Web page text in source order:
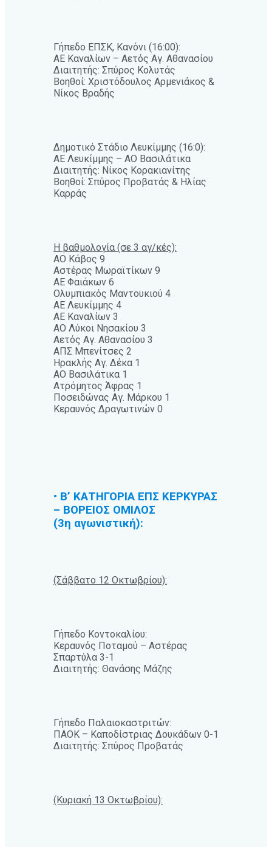
Γήπεδο ΕΠΣΚ, Κανόνι (16:00):
ΑΕ Καναλίων – Αετός Αγ. Αθανασίου
Διαιτητής: Σπύρος Κολυτάς
Βοηθοί: Χριστόδουλος Αρμενιάκος &
Νίκος Βραδής
Δημοτικό Στάδιο Λευκίμμης (16:0):
ΑΕ Λευκίμμης – ΑΟ Βασιλάτικα
Διαιτητής: Νίκος Κορακιανίτης
Βοηθοί: Σπύρος Προβατάς & Ηλίας
Καρράς
Η βαθμολογία (σε 3 αγ/κές):
ΑΟ Κάβος 9
Αστέρας Μωραϊτίκων 9
ΑΕ Φαιάκων 6
Ολυμπιακός Μαντουκιού 4
ΑΕ Λευκίμμης 4
ΑΕ Καναλίων 3
ΑΟ Λύκοι Νησακίου 3
Αετός Αγ. Αθανασίου 3
ΑΠΣ Μπενίτσες 2
Ηρακλής Αγ. Δέκα 1
ΑΟ Βασιλάτικα 1
Ατρόμητος Άφρας 1
Ποσειδώνας Αγ. Μάρκου 1
Κεραυνός Δραγωτινών 0
• Β’ ΚΑΤΗΓΟΡΙΑ ΕΠΣ ΚΕΡΚΥΡΑΣ
– ΒΟΡΕΙΟΣ ΟΜΙΛΟΣ
(3η αγωνιστική):
(Σάββατο 12 Οκτωβρίου):
Γήπεδο Κοντοκαλίου:
Κεραυνός Ποταμού – Αστέρας
Σπαρτύλα 3-1
Διαιτητής: Θανάσης Μάζης
Γήπεδο Παλαιοκαστριτών:
ΠΑΟΚ – Καποδίστριας Δουκάδων 0-1
Διαιτητής: Σπύρος Προβατάς
(Κυριακή 13 Οκτωβρίου):